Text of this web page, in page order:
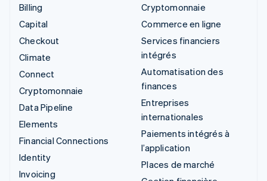
Billing
Capital
Checkout
Climate
Connect
Cryptomonnaie
Data Pipeline
Elements
Financial Connections
Identity
Invoicing
Cryptomonnaie
Commerce en ligne
Services financiers
intégrés
Automatisation des
finances
Entreprises
internationales
Paiements intégrés à
l’application
Places de marché